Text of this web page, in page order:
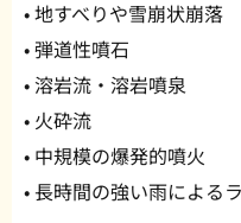
• 地すべりや雪崩状崩落
• 弾道性噴石
• 溶岩流・溶岩噴泉
• 火砕流
• 中規模の爆発的噴火
• 長時間の強い雨による